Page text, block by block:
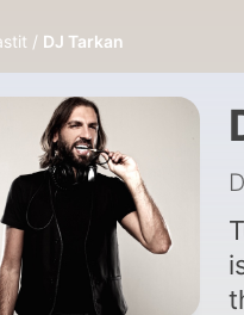
DJ Tarkan